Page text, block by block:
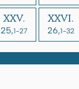
XXV.
25,1-27
XXVI.
26,1-32